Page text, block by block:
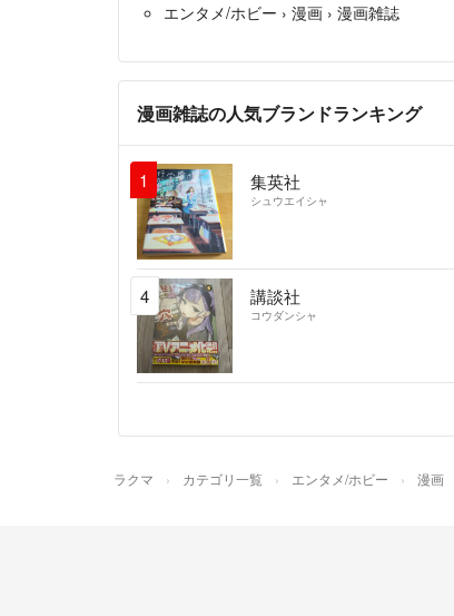
エンタメ/ホビー › 漫画 › 漫画雑誌
漫画雑誌の人気ブランドランキング
1 集英社
シュウエイシャ
4 講談社
コウダンシャ
ラクマ カテゴリ一覧 エンタメ/ホビー 漫画